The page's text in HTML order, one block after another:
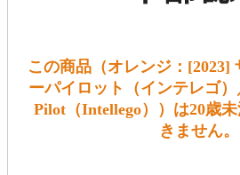
この商品（オレンジ：[2023]
ーパイロット（インテレゴ）
Pilot（Intellego））は20歳
きません。